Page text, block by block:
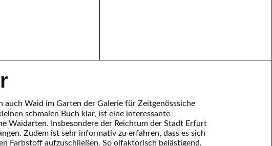
Zudem ist sehr informativ zu erfahren, dass es sich
Farbstoff aufzuschließen. So olfaktorisch belästigend,
am Sonntag zu schließen, um die
an den indischen Indigo abgetreten wurde. Waid
der indische Indigostrauch. Das Buch zeigt vielseitige
und ökologisches Bauen auf, was aus heutiger Sicht, im
Rückkehr zum Anbau bedeuten könnte. Das Blau fiele
mehr Hauptbeweggrund.